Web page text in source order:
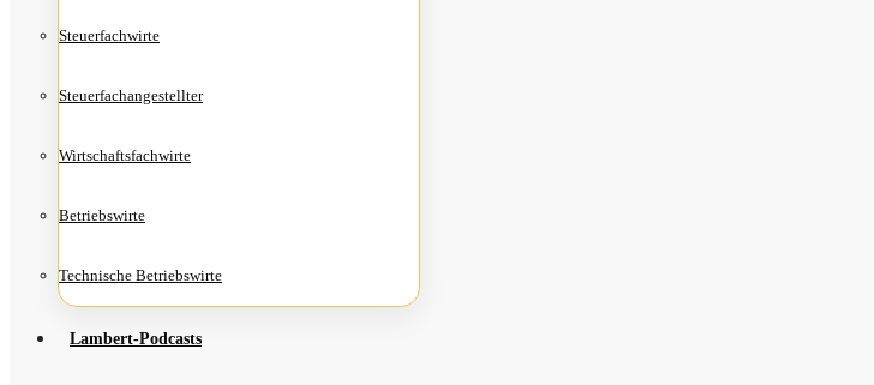
Steu­er­fach­wir­te
Steu­er­fach­an­ge­stell­ter
Wirt­schafts­fach­wir­te
Betriebs­wir­te
Tech­ni­sche Betriebswirte
Lam­­bert-Pod­­casts